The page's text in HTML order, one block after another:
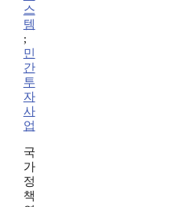
스
템
;
민
간
투
자
사
업
국
가
정
책